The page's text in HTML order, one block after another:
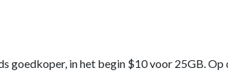
goedkoper, in het begin $10 voor 25GB.